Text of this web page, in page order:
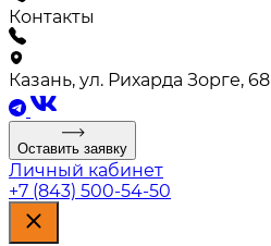
Контакты
Казань, ул. Рихарда Зорге, 68
Оставить заявку
Личный кабинет
+7 (843) 500-54-50